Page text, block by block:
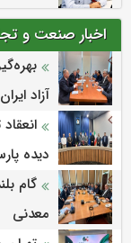
اخبار صنعت و
آزاد
دیده
گام
معدنی